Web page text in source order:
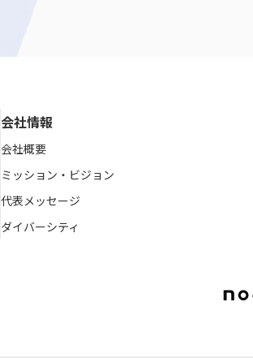
会社情報
会社概要
ミッション・ビジョン
代表メッセージ
ダイバーシティ